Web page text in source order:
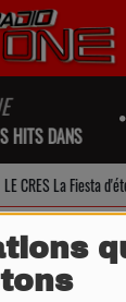
HITS DANS UN
LE CRES La Fiesta